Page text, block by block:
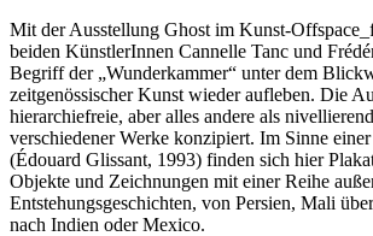
Mit der Ausstellung Ghost im Kunst-
beiden KünstlerInnen Cannelle Tanc und
Begriff der „Wunderkammer“ unter dem
zeitgenössischer Kunst wieder aufleben. Die
hierarchiefreie, aber alles andere als
verschiedener Werke konzipiert. Im Sinne
(Édouard Glissant, 1993) finden sich hier
Objekte und Zeichnungen mit einer Reihe
Entstehungsgeschichten, von Persien, Mali
nach Indien oder Mexico.